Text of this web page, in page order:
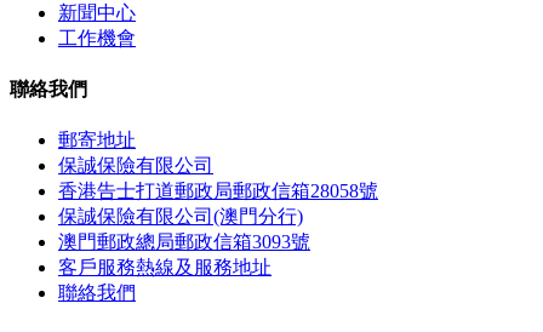
新聞中心
工作機會
聯絡我們
郵寄地址
保誠保險有限公司
香港告士打道郵政局郵政信箱28058號
保誠保險有限公司(澳門分行)
澳門郵政總局郵政信箱3093號
客戶服務熱線及服務地址
聯絡我們